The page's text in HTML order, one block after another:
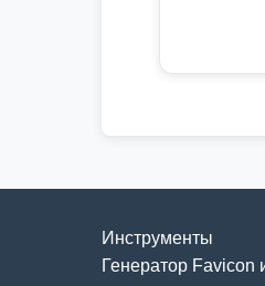
Инструменты
Генератор Favicon